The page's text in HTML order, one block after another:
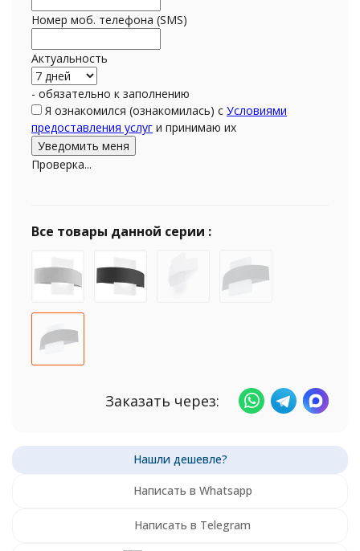
Номер моб. телефона (SMS)
Актуальность
- обязательно к заполнению
Я ознакомился (ознакомилась) с Условиями
предоставления услуг и принимаю их
Проверка...
Все товары данной серии :
Заказать через:
Написать в Whatsapp
Написать в Telegram